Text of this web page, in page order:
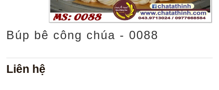
Búp bê công chúa - 0088
Liên hệ